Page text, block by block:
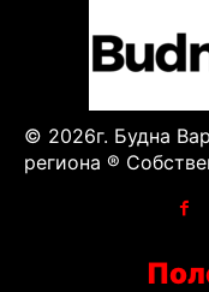
© 2026г. Будна
региона ®